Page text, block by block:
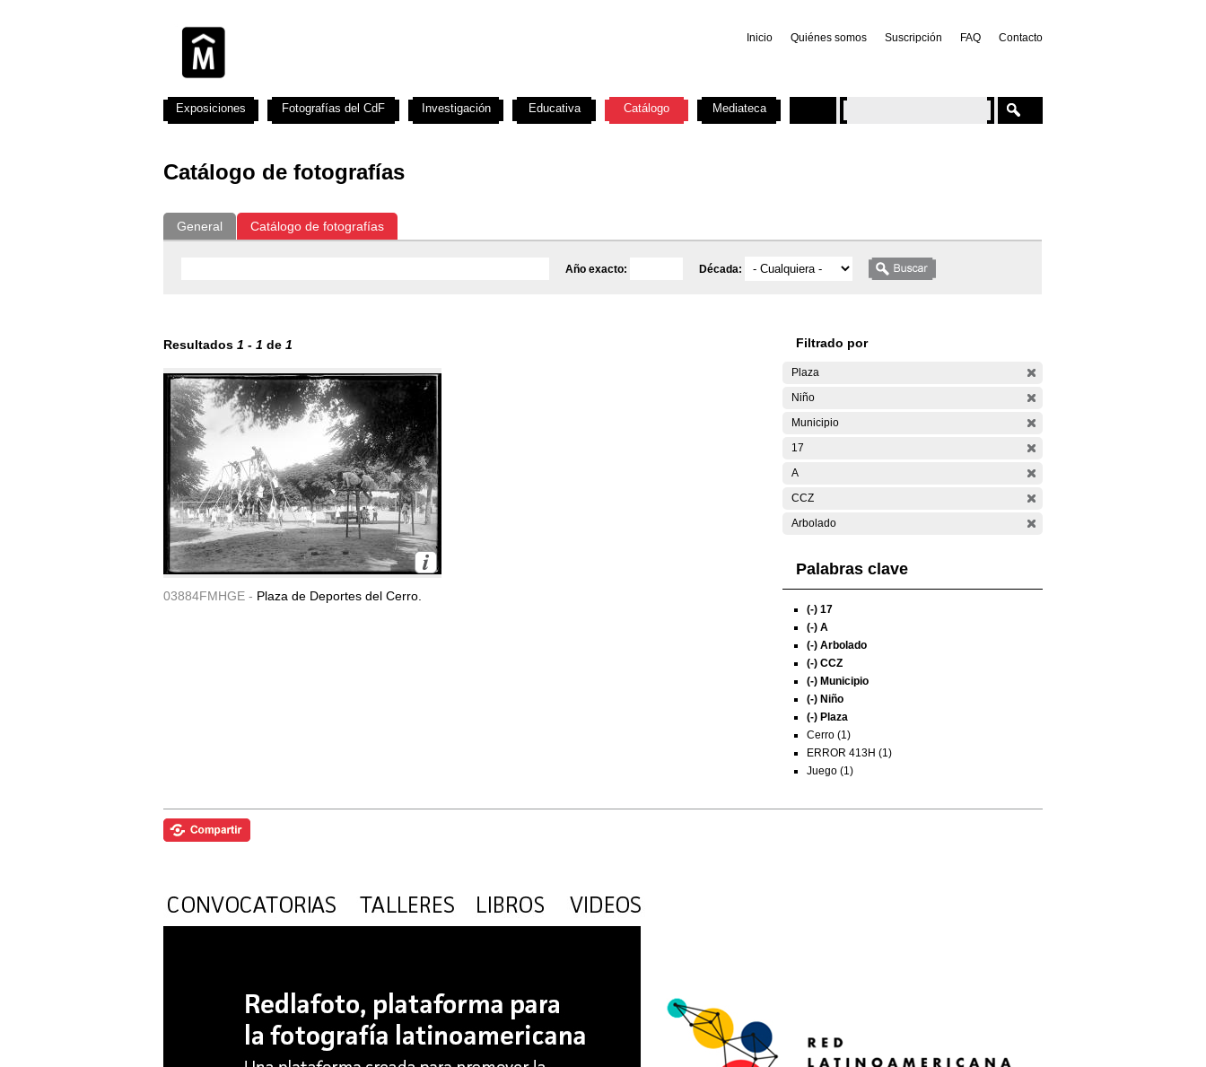
Inicio Quiénes somos Suscripción FAQ Contacto
Catálogo de fotografías
General Catálogo de fotografías
Año exacto: Década:
Resultados 1 - 1 de 1
03884FMHGE - Plaza de Deportes del Cerro.
Filtrado por
Plaza
Niño
Municipio
17
A
CCZ
Arbolado
Palabras clave
(-) 17
(-) A
(-) Arbolado
(-) CCZ
(-) Municipio
(-) Niño
(-) Plaza
Cerro (1)
ERROR 413H (1)
Juego (1)
Exposiciones Fotografías del CdF Investigación Educativa Catálogo Mediateca